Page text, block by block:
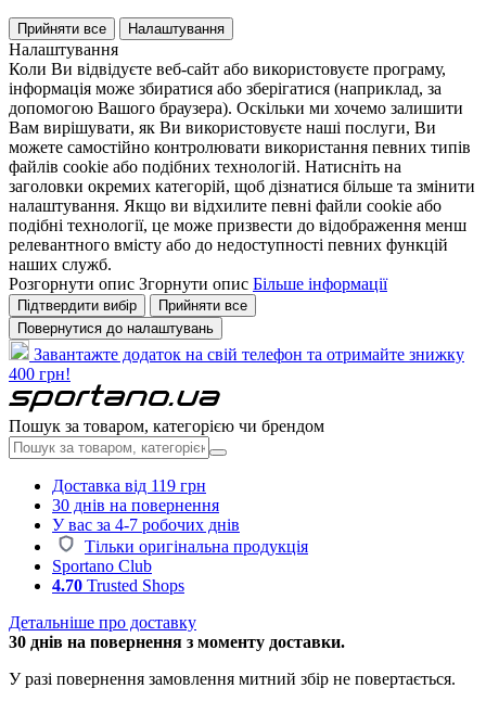
Прийняти все Налаштування
Налаштування
Коли Ви відвідуєте веб-сайт або використовуєте програму,
інформація може збиратися або зберігатися (наприклад, за
допомогою Вашого браузера). Оскільки ми хочемо залишити
Вам вирішувати, як Ви використовуєте наші послуги, Ви
можете самостійно контролювати використання певних типів
файлів cookie або подібних технологій. Натисніть на
заголовки окремих категорій, щоб дізнатися більше та змінити
налаштування. Якщо ви відхилите певні файли cookie або
подібні технології, це може призвести до відображення менш
релевантного вмісту або до недоступності певних функцій
наших служб.
Розгорнути опис Згорнути опис Більше інформації
Підтвердити вибір
Прийняти все
Повернутися до налаштувань
Завантажте додаток на свій телефон та отримайте знижку
400 грн!
Пошук за товаром, категорією чи брендом
Доставка від 119 грн
30 днів на повернення
У вас за 4-7 робочих днів
Тільки оригінальна продукція
Sportano Club
4.70 Trusted Shops
Детальніше про доставку
30 днів на повернення з моменту доставки.
У разі повернення замовлення митний збір не повертається.